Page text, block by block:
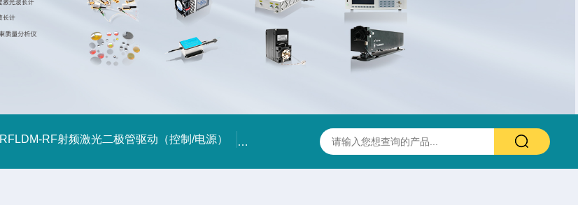
RFLDM-RF射频激光二极管驱动（控制/电源） IR抛光硫化锌(ZnS)多光谱(透明)窗片 0.37-13.5um 25.4X3.0mm（